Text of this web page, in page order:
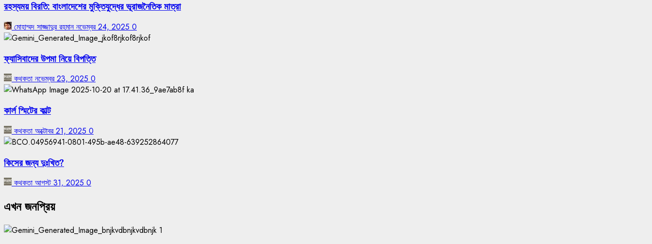
রহস্যময় বিরতি: বাংলাদেশের মুক্তিযুদ্ধের ভূরাজনৈতিক মাত্রা
মোহাম্মদ সাজ্জাদুর রহমাননভেম্বর 24, 2025 0
ফ্যাসিবাদের উপমা নিয়ে বিপত্তি
কথকতা নভেম্বর 23, 2025 0
কার্ল স্মিটের কাল্ট
কথকতা অক্টোবর 21, 2025 0
কিসের জন্য দুঃখিত?
কথকতা আগস্ট 31, 2025 0
এখন জনপ্রিয়
1